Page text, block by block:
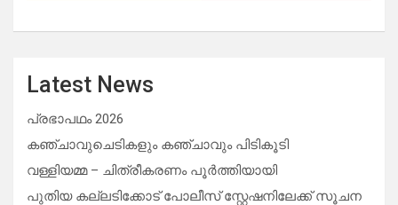
Latest News
പ്രഭാപഥം 2026
കഞ്ചാവുചെടികളും കഞ്ചാവും പിടികൂടി
വള്ളിയമ്മ – ചിത്രീകരണം പൂർത്തിയായി
പുതിയ കല്ലടിക്കോട് പോലീസ് സ്റ്റേഷനിലേക്ക് സൂചന